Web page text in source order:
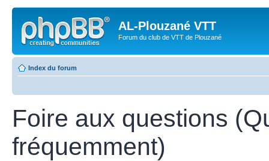
AL-Plouzané VTT
Forum du club de VTT de Plouzané
Index du forum
Foire aux questions
fréquemment)